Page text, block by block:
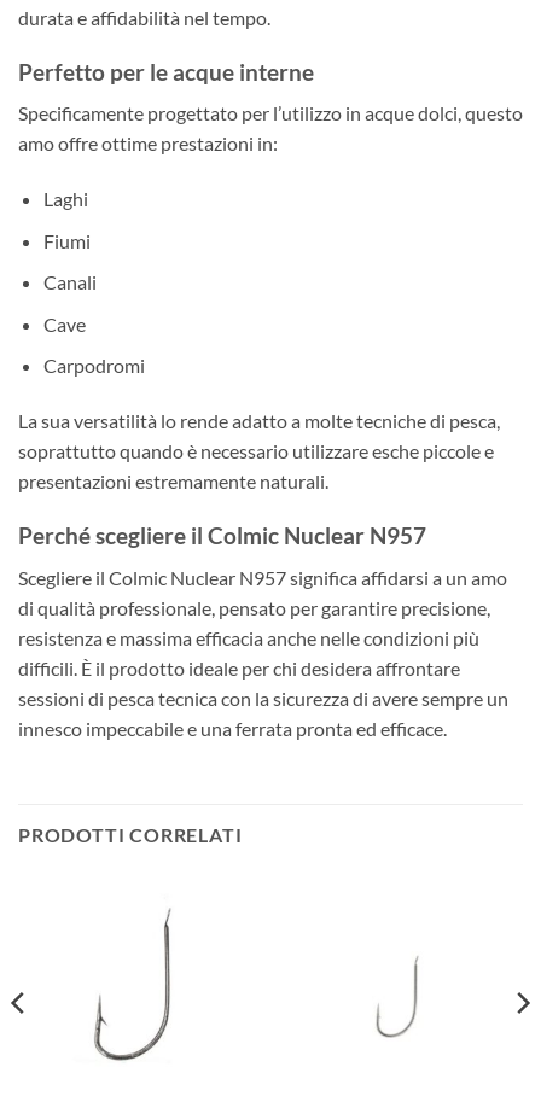
durata e affidabilità nel tempo.
Perfetto per le acque interne
Specificamente progettato per l’utilizzo in acque dolci, questo
amo offre ottime prestazioni in:
Laghi
Fiumi
Canali
Cave
Carpodromi
La sua versatilità lo rende adatto a molte tecniche di pesca,
soprattutto quando è necessario utilizzare esche piccole e
presentazioni estremamente naturali.
Perché scegliere il Colmic Nuclear N957
Scegliere il Colmic Nuclear N957 significa affidarsi a un amo
di qualità professionale, pensato per garantire precisione,
resistenza e massima efficacia anche nelle condizioni più
difficili. È il prodotto ideale per chi desidera affrontare
sessioni di pesca tecnica con la sicurezza di avere sempre un
innesco impeccabile e una ferrata pronta ed efficace.
PRODOTTI CORRELATI